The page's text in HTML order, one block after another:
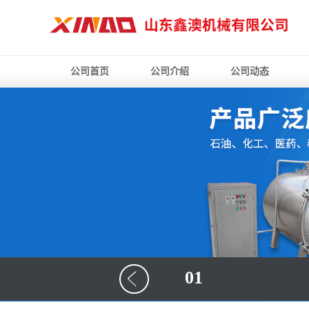
公司首页 公司介绍 公司动态
01